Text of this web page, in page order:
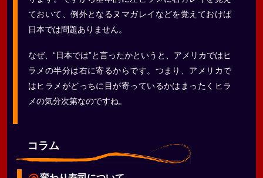
ておいて、例外となるヌマガレイなどを覚えておけば
日本では問題ありません。
なぜ、“日本では”と言ったかというと、アメリカではヒ
ラメの半分は右に寄るからです。つまり、アメリカで
はヒラメがどっちに目が寄っているかはまったくヒラ
メの気分次第なのですね。
コラム